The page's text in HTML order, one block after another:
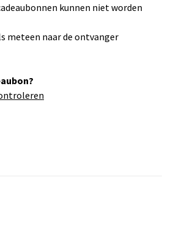
kunnen niet worden
meteen naar de ontvanger